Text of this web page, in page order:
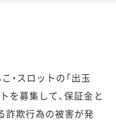
・スロットの「出玉
を募集して、保証金と
詐欺行為の被害が発